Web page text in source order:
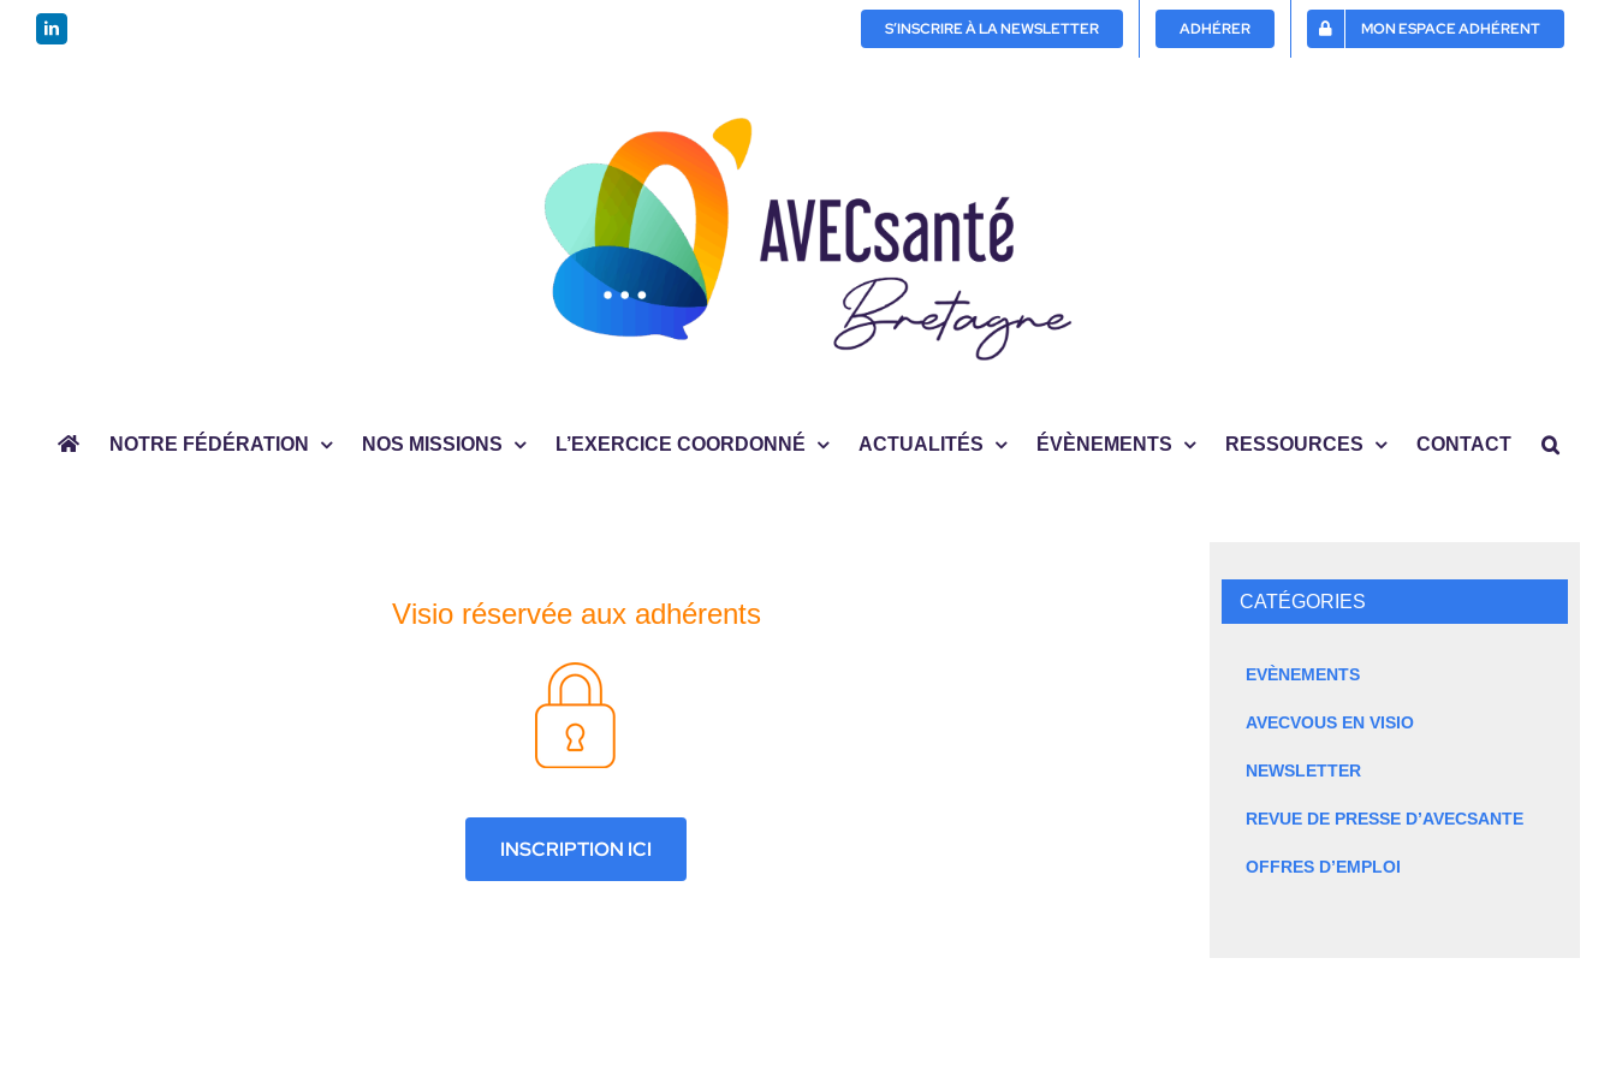
Passer
LinkedIn S’INSCRIRE À LA NEWSLETTER ADHÉRER MON ESPACE ADHÉRENT
NOTRE FÉDÉRATION NOS MISSIONS L’EXERCICE COORDONNÉ ACTUALITÉS ÉVÈNEMENTS RESSOURCES CONTACT
Visio réservée aux adhérents
INSCRIPTION ICI
CATÉGORIES
EVÈNEMENTS
AVECVOUS EN VISIO
NEWSLETTER
REVUE DE PRESSE D’AVECSANTE
OFFRES D’EMPLOI